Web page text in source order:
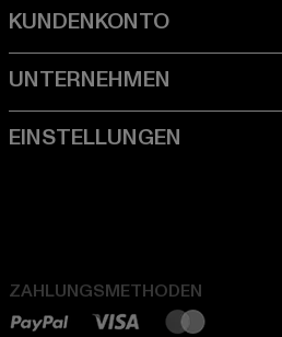
ZAHLUNGSMETHODEN